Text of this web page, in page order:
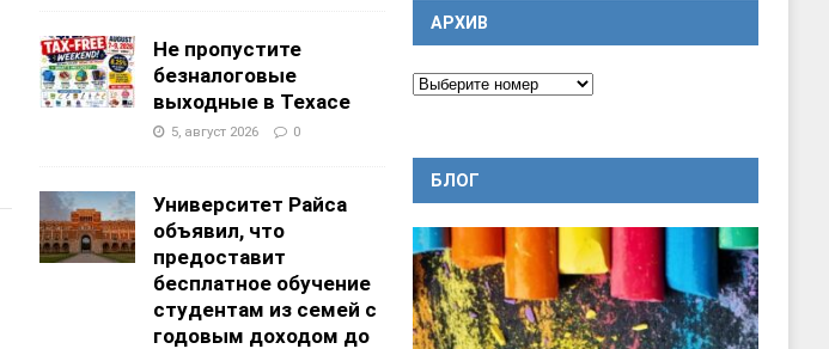
Не пропустите
безналоговые
выходные в Техасе
5, август 2026 0
Университет Райса
объявил, что
предоставит
бесплатное обучение
студентам из семей с
годовым доходом до
АРХИВ
БЛОГ